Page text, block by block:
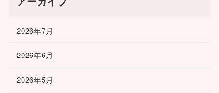
2026年7月
2026年6月
2026年5月